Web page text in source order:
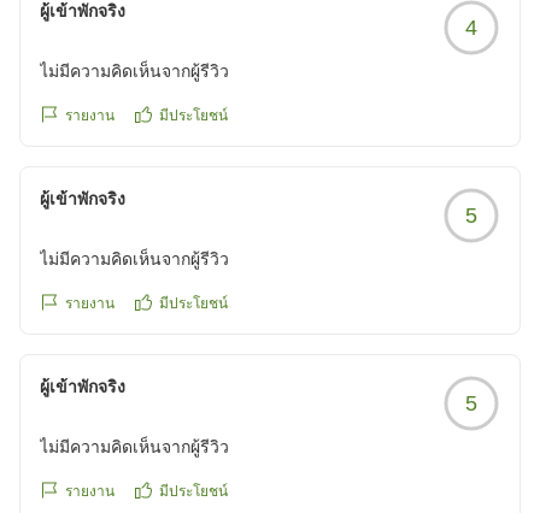
ผู้เข้าพักจริง
4
ไม่มีความคิดเห็นจากผู้รีวิว
รายงาน มีประโยชน์
ผู้เข้าพักจริง
5
ไม่มีความคิดเห็นจากผู้รีวิว
รายงาน มีประโยชน์
ผู้เข้าพักจริง
5
ไม่มีความคิดเห็นจากผู้รีวิว
รายงาน มีประโยชน์